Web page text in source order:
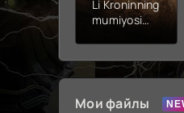
Li Kroninning
mumiyosi
tarjima HD
skachat
Мои файлы